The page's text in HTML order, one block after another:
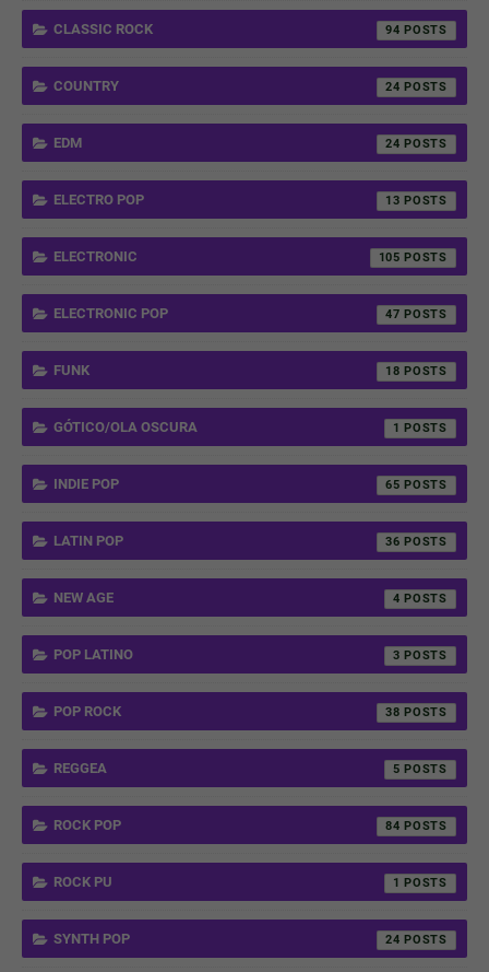
CLASSIC ROCK 94
COUNTRY 24
EDM 24
ELECTRO POP 13
ELECTRONIC 105
ELECTRONIC POP 47
FUNK 18
GÓTICO/OLA OSCURA 1
INDIE POP 65
LATIN POP 36
NEW AGE 4
POP LATINO 3
POP ROCK 38
REGGEA 5
ROCK POP 84
ROCK PU 1
SYNTH POP 24